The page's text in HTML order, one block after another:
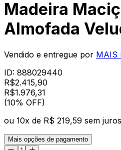
Madeira
Almofada
Vendido e entregue por MAIS
ID: 888029440
R$2.415,90
R$1.976,31
(10% OFF)
ou 10x de R$ 219,59 sem juros
Mais opções de pagamento